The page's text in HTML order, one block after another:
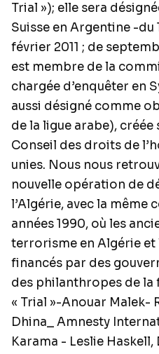
Trial »); elle sera
Suisse en Argentine -du
février 2011 ; de
est membre de la
chargée d’enquêter en
aussi désigné comme
de la ligue arabe), créée
Conseil des droits de
unies. Nous nous
nouvelle opération de
l’Algérie, avec la même
années 1990, où les
terrorisme en Algérie et
financés par des
des philanthropes de la
« Trial »-Anouar Malek-
Dhina_ Amnesty
Karama - Leslie